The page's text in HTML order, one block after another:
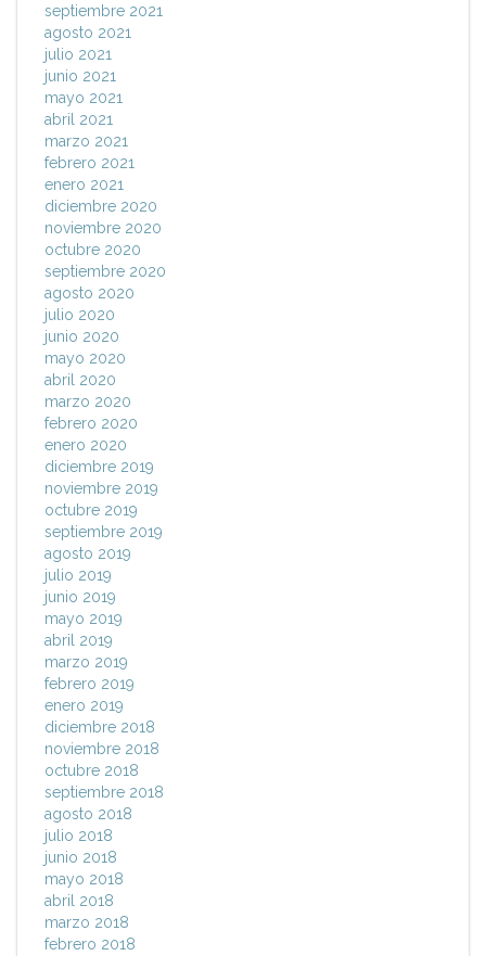
septiembre 2021
agosto 2021
julio 2021
junio 2021
mayo 2021
abril 2021
marzo 2021
febrero 2021
enero 2021
diciembre 2020
noviembre 2020
octubre 2020
septiembre 2020
agosto 2020
julio 2020
junio 2020
mayo 2020
abril 2020
marzo 2020
febrero 2020
enero 2020
diciembre 2019
noviembre 2019
octubre 2019
septiembre 2019
agosto 2019
julio 2019
junio 2019
mayo 2019
abril 2019
marzo 2019
febrero 2019
enero 2019
diciembre 2018
noviembre 2018
octubre 2018
septiembre 2018
agosto 2018
julio 2018
junio 2018
mayo 2018
abril 2018
marzo 2018
febrero 2018